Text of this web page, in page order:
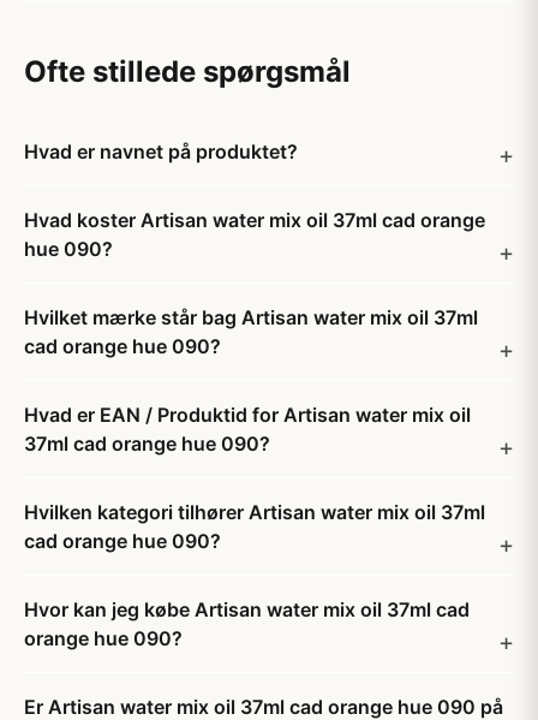
Ofte stillede spørgsmål
Hvad er navnet på produktet?
Hvad koster Artisan water mix oil 37ml cad orange
hue 090?
Hvilket mærke står bag Artisan water mix oil 37ml
cad orange hue 090?
Hvad er EAN / Produktid for Artisan water mix oil
37ml cad orange hue 090?
Hvilken kategori tilhører Artisan water mix oil 37ml
cad orange hue 090?
Hvor kan jeg købe Artisan water mix oil 37ml cad
orange hue 090?
Er Artisan water mix oil 37ml cad orange hue 090 på